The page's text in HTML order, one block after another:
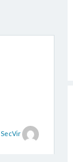
SecVir